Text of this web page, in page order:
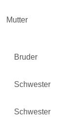
Mutter
Bruder
Schwester
Schwester